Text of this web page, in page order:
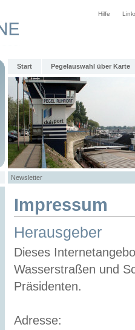
Hilfe
Start Pegelauswahl über Karte
Newsletter
Impressum
Herausgeber
Dieses
Wasserstraßen und
Präsidenten.
Adresse: